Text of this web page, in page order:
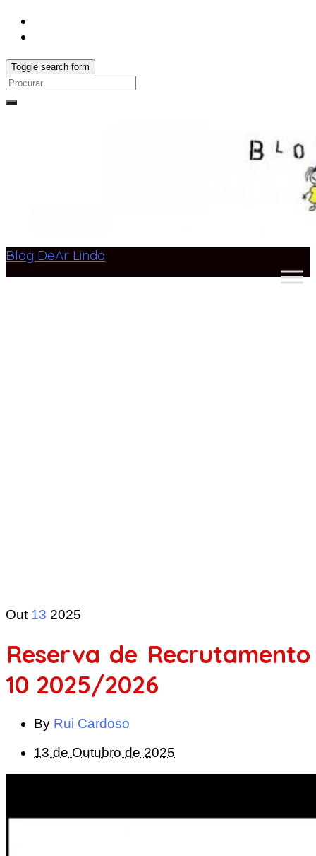
Toggle search form
Search
Blog DeAr Lindo
Out 13 2025
Reserva de Recrutamento
10 2025/2026
By Rui Cardoso
13 de Outubro de 2025